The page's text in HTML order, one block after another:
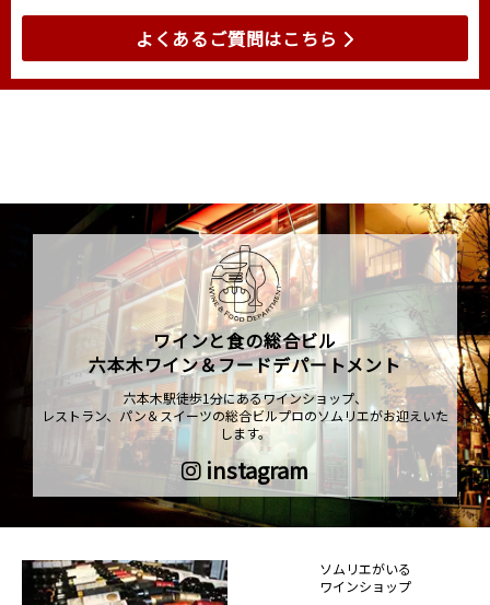
よくあるご質問はこちら
ワインと食の総合ビル
六本木ワイン＆フードデパートメント
六本木駅徒歩1分にあるワインショップ、
レストラン、パン＆スイーツの総合ビルプロのソムリエがお迎えいた
します。
instagram
ソムリエがいる
ワインショップ